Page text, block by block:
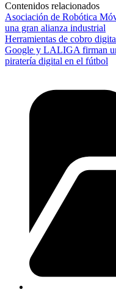
Contenidos relacionados
Asociación de Robótica
una gran alianza industrial
Herramientas de cobro
Google y LALIGA firman
piratería digital en el fútbol